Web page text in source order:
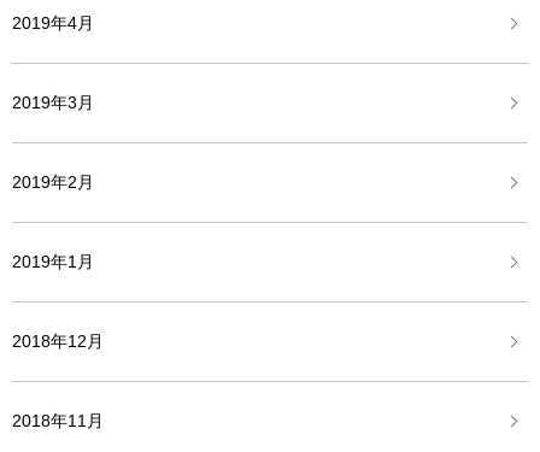
2019年4月
2019年3月
2019年2月
2019年1月
2018年12月
2018年11月